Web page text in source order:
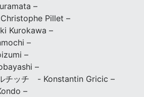
–
Pillet –
Kurokawa –
–
–
–
チッチ - Konstantin Gricic –
–